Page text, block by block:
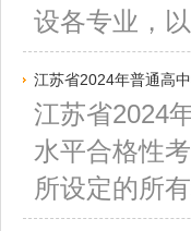
设各专业，
江苏省2024年普通高
江苏省2024
水平合格性
所设定的所